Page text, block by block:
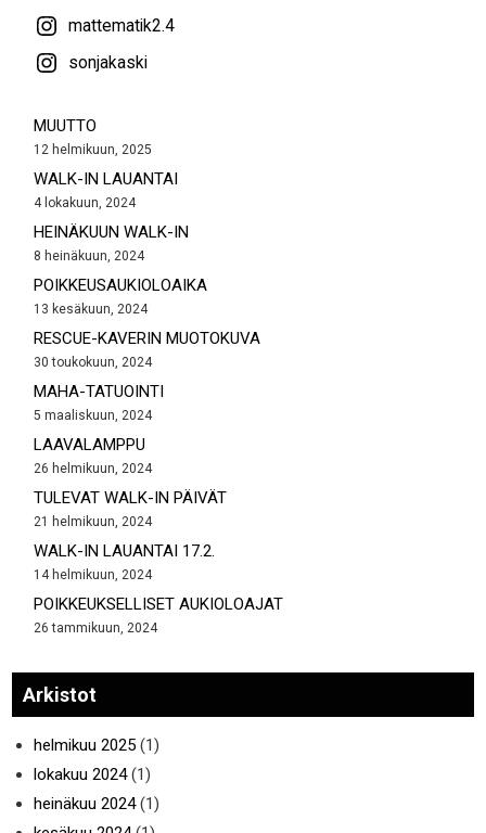
mattematik2.4
sonjakaski
MUUTTO
12 helmikuun, 2025
WALK-IN LAUANTAI
4 lokakuun, 2024
HEINÄKUUN WALK-IN
8 heinäkuun, 2024
POIKKEUSAUKIOLOAIKA
13 kesäkuun, 2024
RESCUE-KAVERIN MUOTOKUVA
30 toukokuun, 2024
MAHA-TATUOINTI
5 maaliskuun, 2024
LAAVALAMPPU
26 helmikuun, 2024
TULEVAT WALK-IN PÄIVÄT
21 helmikuun, 2024
WALK-IN LAUANTAI 17.2.
14 helmikuun, 2024
POIKKEUKSELLISET AUKIOLOAJAT
26 tammikuun, 2024
Arkistot
helmikuu 2025 (1)
lokakuu 2024(1)
heinäkuu 2024(1)